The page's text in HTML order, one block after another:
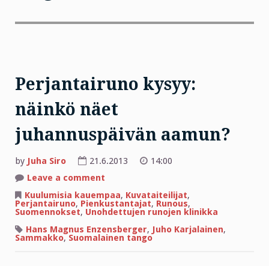
Perjantairuno kysyy:
näinkö näet
juhannuspäivän aamun?
by Juha Siro 21.6.2013
14:00
Leave a comment
kysyy:
näinkö
näet
juhannuspäivän
aamun?
Kuulumisia kauempaa, Kuvataiteilijat,
Perjantairuno, Pienkustantajat, Runous,
Suomennokset, Unohdettujen runojen klinikka
Hans Magnus Enzensberger, Juho Karjalainen,
Sammakko,Suomalainen tango